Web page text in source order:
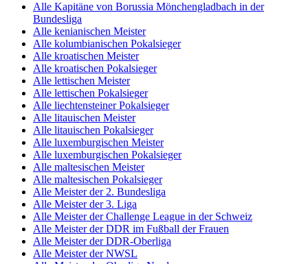
Alle Kapitäne von Borussia Mönchengladbach in der
Bundesliga
Alle kenianischen Meister
Alle kolumbianischen Pokalsieger
Alle kroatischen Meister
Alle kroatischen Pokalsieger
Alle lettischen Meister
Alle lettischen Pokalsieger
Alle liechtensteiner Pokalsieger
Alle litauischen Meister
Alle litauischen Pokalsieger
Alle luxemburgischen Meister
Alle luxemburgischen Pokalsieger
Alle maltesischen Meister
Alle maltesischen Pokalsieger
Alle Meister der 2. Bundesliga
Alle Meister der 3. Liga
Alle Meister der Challenge League in der Schweiz
Alle Meister der DDR im Fußball der Frauen
Alle Meister der DDR-Oberliga
Alle Meister der NWSL